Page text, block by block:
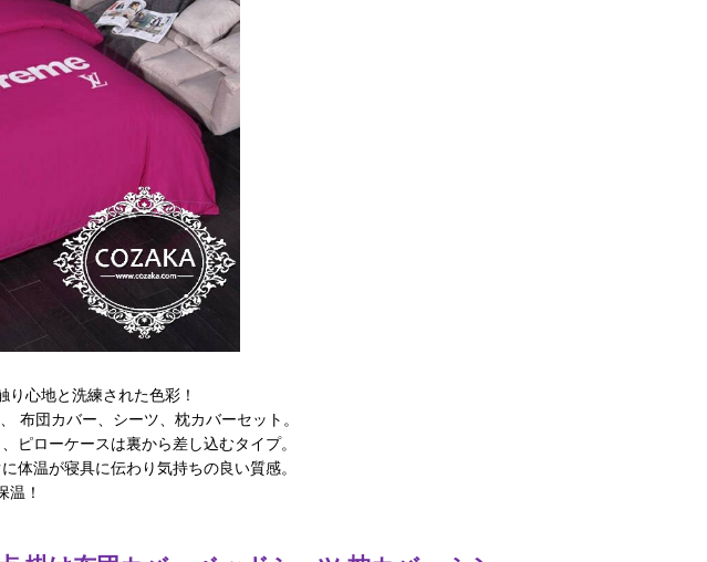
心地と洗練された色彩！
布団カバー、シーツ、枕カバーセット。
ピローケースは裏から差し込むタイプ。
体温が寝具に伝わり気持ちの良い質感。
温！